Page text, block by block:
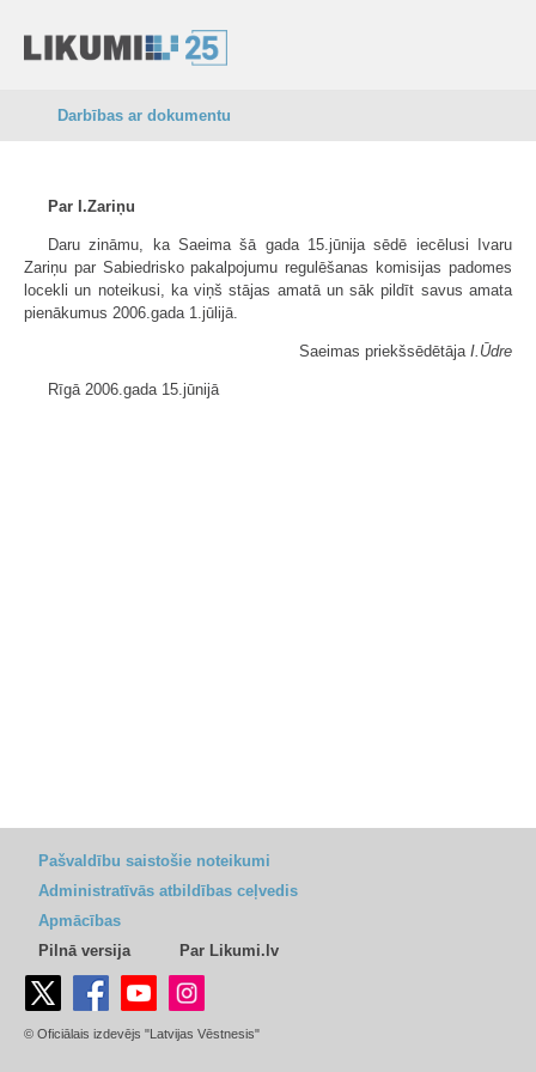
Darbības ar dokumentu
Par I.Zariņu
Daru zināmu, ka Saeima šā gada 15.jūnija sēdē iecēlusi Ivaru
Zariņu par Sabiedrisko pakalpojumu regulēšanas komisijas padomes
locekli un noteikusi, ka viņš stājas amatā un sāk pildīt savus amata
pienākumus 2006.gada 1.jūlijā.
Saeimas priekšsēdētāja I.Ūdre
Rīgā 2006.gada 15.jūnijā
Pašvaldību saistošie noteikumi
Administratīvās atbildības ceļvedis
Apmācības
Pilnā versija
Par Likumi.lv
© Oficiālais izdevējs "Latvijas Vēstnesis"